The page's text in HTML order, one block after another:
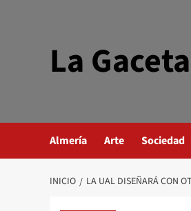
La
Almería Arte Sociedad
INICIO LA UAL DISEÑARÁ CON